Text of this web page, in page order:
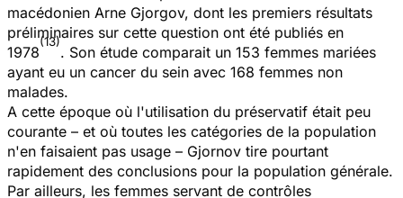
macédonien Arne Gjorgov, dont les premiers résultats
préliminaires sur cette question ont été publiés en
1978
(13)
. Son étude comparait un 153 femmes mariées
ayant eu un cancer du sein avec 168 femmes non
malades.
A cette époque où l'utilisation du préservatif était peu
courante – et où toutes les catégories de la population
n'en faisaient pas usage – Gjornov tire pourtant
rapidement des conclusions pour la population générale.
Par ailleurs, les femmes servant de contrôles